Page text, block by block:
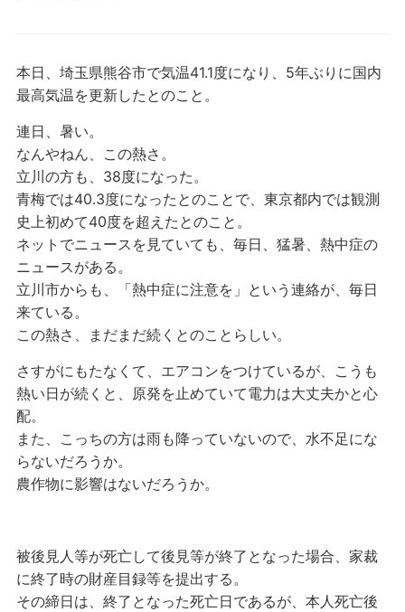
本日、埼玉県熊谷市で気温41.1度になり、5年ぶりに国内
最高気温を更新したとのこと。
連日、暑い。
なんやねん、この熱さ。
立川の方も、38度になった。
青梅では40.3度になったとのことで、東京都内では観測
史上初めて40度を超えたとのこと。
ネットでニュースを見ていても、毎日、猛暑、熱中症の
ニュースがある。
立川市からも、「熱中症に注意を」という連絡が、毎日
来ている。
この熱さ、まだまだ続くとのことらしい。
さすがにもたなくて、エアコンをつけているが、こうも
熱い日が続くと、原発を止めていて電力は大丈夫かと心
配。
また、こっちの方は雨も降っていないので、水不足にな
らないだろうか。
農作物に影響はないだろうか。
被後見人等が死亡して後見等が終了となった場合、家裁
に終了時の財産目録等を提出する。
その締日は、終了となった死亡日であるが、本人死亡後